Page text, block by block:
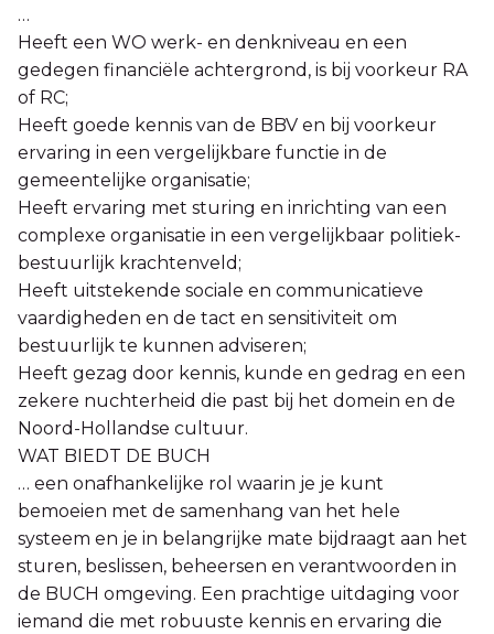
…
Heeft een WO werk- en denkniveau en een
gedegen financiële achtergrond, is bij voorkeur RA
of RC;
Heeft goede kennis van de BBV en bij voorkeur
ervaring in een vergelijkbare functie in de
gemeentelijke organisatie;
Heeft ervaring met sturing en inrichting van een
complexe organisatie in een vergelijkbaar politiek-
bestuurlijk krachtenveld;
Heeft uitstekende sociale en communicatieve
vaardigheden en de tact en sensitiviteit om
bestuurlijk te kunnen adviseren;
Heeft gezag door kennis, kunde en gedrag en een
zekere nuchterheid die past bij het domein en de
Noord-Hollandse cultuur.
WAT BIEDT DE BUCH
… een onafhankelijke rol waarin je je kunt
bemoeien met de samenhang van het hele
systeem en je in belangrijke mate bijdraagt aan het
sturen, beslissen, beheersen en verantwoorden in
de BUCH omgeving. Een prachtige uitdaging voor
iemand die met robuuste kennis en ervaring die